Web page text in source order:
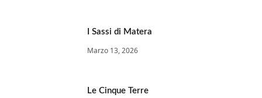
I Sassi di Matera
Marzo 13, 2026
Le Cinque Terre